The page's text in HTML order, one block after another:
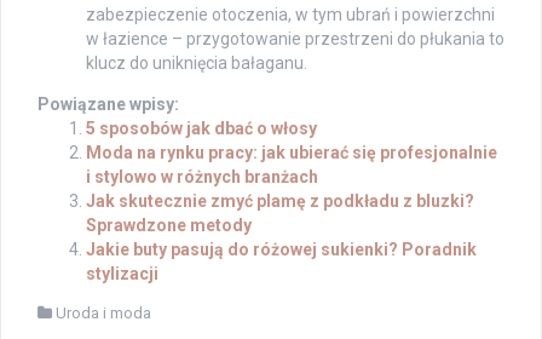
zabezpieczenie otoczenia, w tym ubrań i powierzchni
w łazience – przygotowanie przestrzeni do płukania to
klucz do uniknięcia bałaganu.
Powiązane wpisy:
5 sposobów jak dbać o włosy
Moda na rynku pracy: jak ubierać się profesjonalnie
i stylowo w różnych branżach
Jak skutecznie zmyć plamę z podkładu z bluzki?
Sprawdzone metody
Jakie buty pasują do różowej sukienki? Poradnik
stylizacji
Uroda i moda